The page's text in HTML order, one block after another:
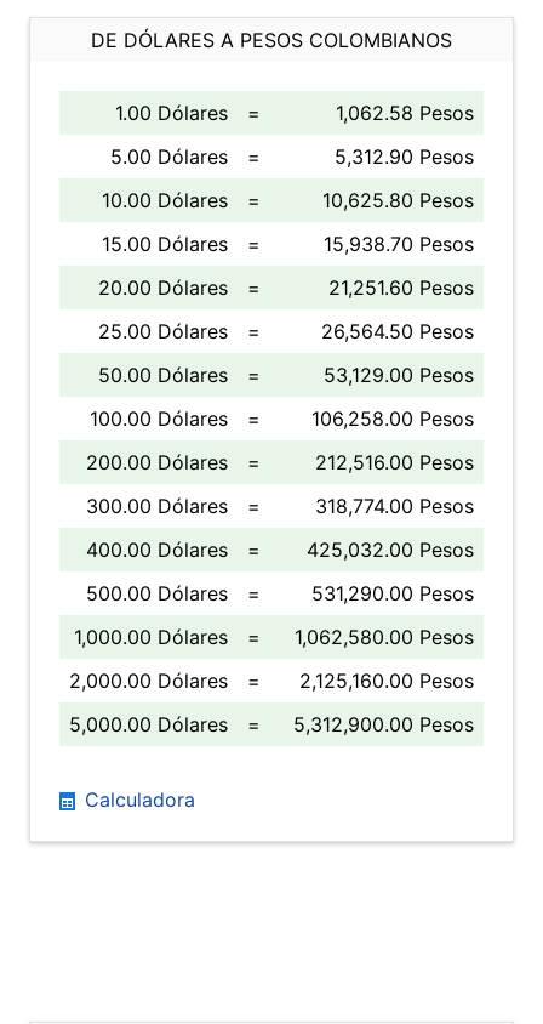
DE DÓLARES A PESOS COLOMBIANOS
1.00 Dólares =
1,062.58 Pesos
5.00 Dólares
=
5,312.90 Pesos
10.00 Dólares
=
10,625.80 Pesos
15.00 Dólares
=
15,938.70 Pesos
20.00 Dólares
=
21,251.60 Pesos
25.00 Dólares
=
26,564.50 Pesos
50.00 Dólares
=
53,129.00 Pesos
100.00 Dólares
=
106,258.00 Pesos
200.00 Dólares
=
212,516.00 Pesos
300.00 Dólares
=
318,774.00 Pesos
400.00 Dólares
=
425,032.00 Pesos
500.00 Dólares
=
531,290.00 Pesos
1,000.00 Dólares
=
1,062,580.00 Pesos
2,000.00 Dólares
=
2,125,160.00 Pesos
5,000.00 Dólares
= 5,312,900.00 Pesos
Calculadora